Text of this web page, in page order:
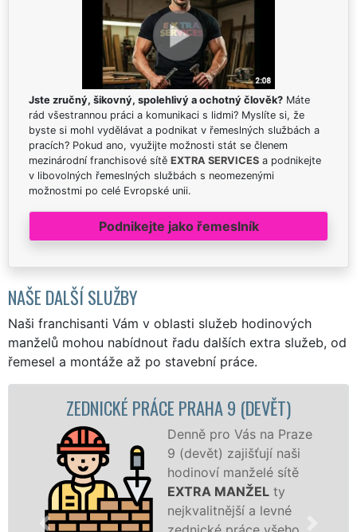
Jste zručný, šikovný, spolehlivý a ochotný člověk? Máte
rád všestrannou práci a komunikaci s lidmi? Myslíte si, že
byste si mohl vydělávat a podnikat v řemeslných službách a
pracích? Pokud ano, využijte možnosti stát se členem
mezinárodní franchisové sítě EXTRA SERVICES a podnikejte
v libovolných řemeslných službách s neomezenými
možnostmi po celé Evropské unii.
Podnikejte jako řemeslník
NAŠE DALŠÍ SLUŽBY
Naši franchisanti Vám v oblasti služeb hodinových
manželů mohou nabídnout řadu dalších extra služeb, od
řemesel a montáže až po stavební práce.
PRÁCE PRAHA 9 (DEVĚT)
Denně pro Vás na Praze
9 (devět) zajišťují naši
hodinoví manželé sítě
EXTRA MANŽELty
nejkvalitnější a levné